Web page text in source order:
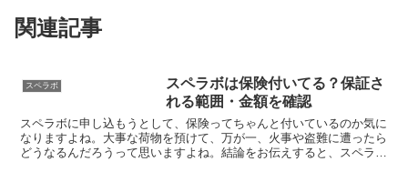
関連記事
スペラボ
スペラボは保険付いてる？保証さ
れる範囲・金額を確認
スペラボに申し込もうとして、保険ってちゃんと付いているのか気に
なりますよね。大事な荷物を預けて、万が一、火事や盗難に遭ったら
どうなるんだろうって思いますよね。結論をお伝えすると、スペラボ